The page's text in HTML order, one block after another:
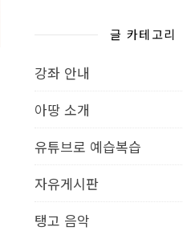
글 카테고리
강좌 안내
아땅 소개
유튜브로 예습복습
자유게시판
탱고 음악